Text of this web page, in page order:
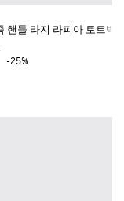
핸들 라지 라피아 토트백
-25%